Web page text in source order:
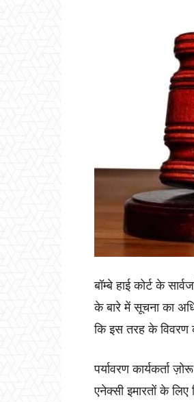
बॉम्बे हाई कोर्ट के
के बारे में सूचना का
कि इस तरह के विवरण
पर्यावरण कार्यकर्ता
एनेक्सी इमारतों के